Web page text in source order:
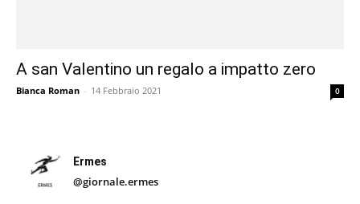
A san Valentino un regalo a impatto zero
Bianca Roman - 14 Febbraio 2021 0
Ermes
@giornale.ermes